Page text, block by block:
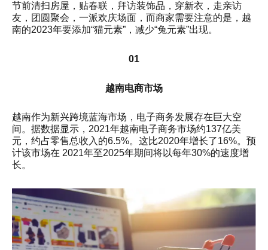
节前清扫房屋，贴春联，拜访装饰品，穿新衣，走亲访
友，团圆聚会，一派欢庆场面，而商家需要注意的是，越
南的2023年要添加“猫元素”，减少“兔元素”出现。
01
越南电商市场
越南作为新兴跨境蓝海市场，电子商务发展存在巨大空
间。据数据显示，2021年越南电子商务市场约137亿美
元，约占零售总收入的6.5%。这比2020年增长了16%。预
计该市场在 2021年至2025年期间将以每年30%的速度增
长。